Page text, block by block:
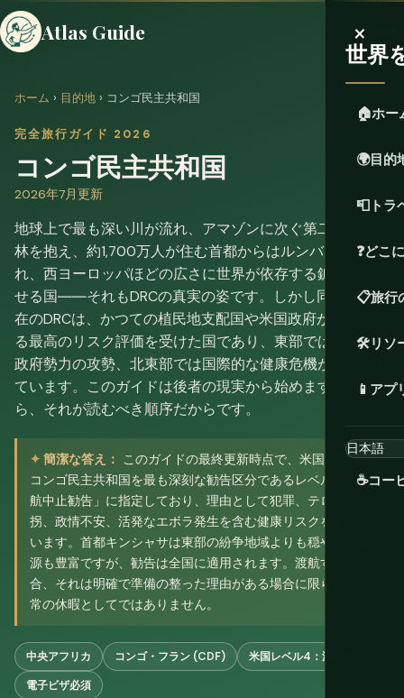
Atlas Guide ×
世界
🏠ホー
🌍目的
📮 トラ
❓どこ
📋旅行
🛠️リソ
📱 アプ
☕コー
ホーム › 目的地 › コンゴ民主共和国
完全旅行ガイド 2026
コンゴ民主共和国
2026年7月更新
地球上で最も深い川が流れ、アマゾンに次ぐ第二の熱帯雨
林を抱え、約1,700万人が住む首都からはルンバが生ま
れ、西ヨーロッパほどの広さに世界が依存する鉱物を眠ら
せる国――それもDRCの真実の姿です。しかし同時に、現
在のDRCは、かつての植民地支配国や米国政府が発行でき
る最高のリスク評価を受けた国であり、東部では活発な反
政府勢力の攻勢、北東部では国際的な健康危機が宣言され
ています。このガイドは後者の現実から始めます。なぜな
ら、それが読むべき順序だからです。
簡潔な答え： このガイドの最終更新時点で、米国国務省は
コンゴ民主共和国を最も深刻な勧告区分であるレベル4「渡
航中止勧告」に指定しており、理由として犯罪、テロ、誘
拐、政情不安、活発なエボラ発生を含む健康リスクを挙げて
います。首都キンシャサは東部の紛争地域よりも穏やかで資
源も豊富ですが、勧告は全国に適用されます。渡航する場
合、それは明確で準備の整った理由がある場合に限られ、通
常の休暇としてではありません。
中央アフリカ コンゴ・フラン (CDF)
米国レベル4：渡航中止
電子ビザ必須